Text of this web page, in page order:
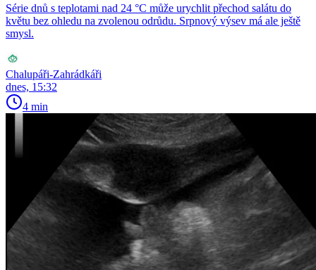
Série dnů s teplotami nad 24 °C může urychlit přechod salátu do
květu bez ohledu na zvolenou odrůdu. Srpnový výsev má ale ještě
smysl.
Chalupáři-Zahrádkáři
dnes, 15:32
4 min